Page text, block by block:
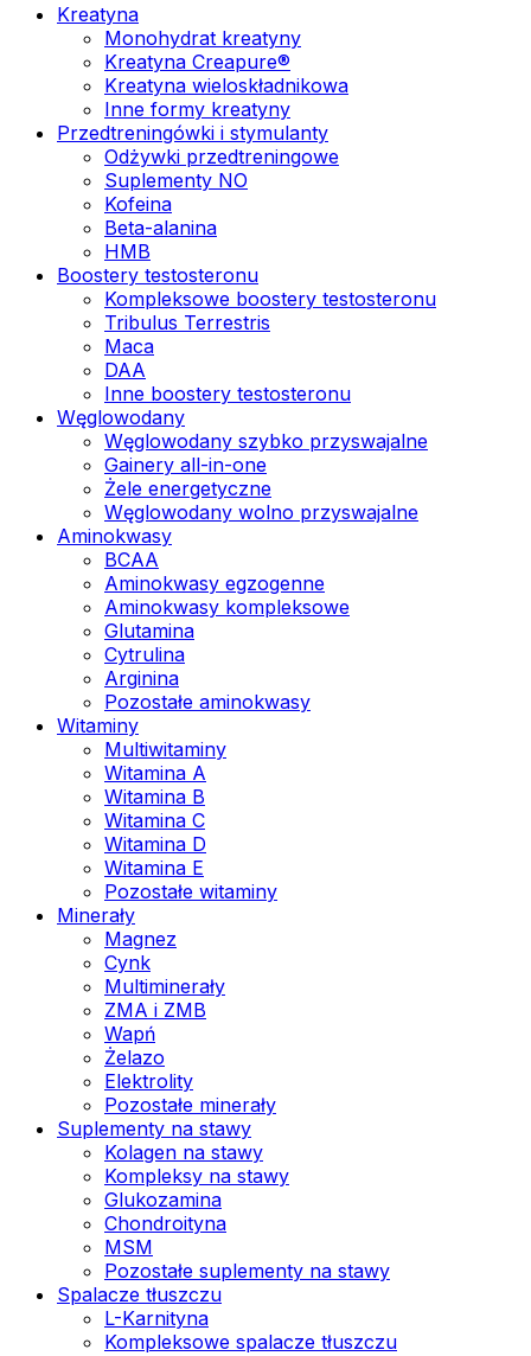
Kreatyna
Monohydrat kreatyny
Kreatyna Creapure®
Kreatyna wieloskładnikowa
Inne formy kreatyny
Przedtreningówki i stymulanty
Odżywki przedtreningowe
Suplementy NO
Kofeina
Beta-alanina
HMB
Boostery testosteronu
Kompleksowe boostery testosteronu
Tribulus Terrestris
Maca
DAA
Inne boostery testosteronu
Węglowodany
Węglowodany szybko przyswajalne
Gainery all-in-one
Żele energetyczne
Węglowodany wolno przyswajalne
Aminokwasy
BCAA
Aminokwasy egzogenne
Aminokwasy kompleksowe
Glutamina
Cytrulina
Arginina
Pozostałe aminokwasy
Witaminy
Multiwitaminy
Witamina A
Witamina B
Witamina C
Witamina D
Witamina E
Pozostałe witaminy
Minerały
Magnez
Cynk
Multiminerały
ZMA i ZMB
Wapń
Żelazo
Elektrolity
Pozostałe minerały
Suplementy na stawy
Kolagen na stawy
Kompleksy na stawy
Glukozamina
Chondroityna
MSM
Pozostałe suplementy na stawy
Spalacze tłuszczu
L-Karnityna
Kompleksowe spalacze tłuszczu